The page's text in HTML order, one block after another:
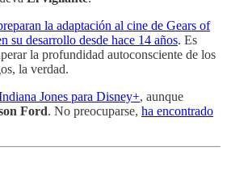
la adaptación al cine de Gears of
su desarrollo desde hace 14 años. Es
la profundidad autoconsciente de los
la verdad.
Jones para Disney+, aunque
Ford. No preocuparse, ha encontrado